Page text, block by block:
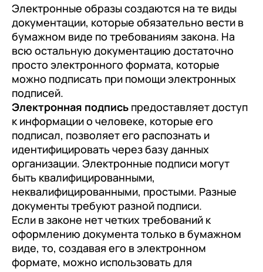
Электронные образы создаются на те виды
документации, которые обязательно вести в
бумажном виде по требованиям закона. На
всю остальную документацию достаточно
просто электронного формата, которые
можно подписать при помощи электронных
подписей.
Электронная подпись предоставляет доступ
к информации о человеке, которые его
подписал, позволяет его распознать и
идентифицировать через базу данных
организации. Электронные подписи могут
быть квалифицированными,
неквалифицированными, простыми. Разные
документы требуют разной подписи.
Если в законе нет четких требований к
оформлению документа только в бумажном
виде, то, создавая его в электронном
формате, можно использовать для